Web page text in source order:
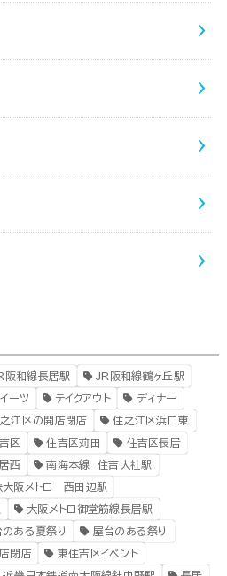
阪和線長居駅 JR阪和線鶴ヶ丘駅
ーツ テイクアウト ディナー
江区の開店閉店 住之江区浜口東
区 住吉区苅田 住吉区長居
西 南海本線 住吉大社駅
大阪メトロ 西田辺駅
大阪メトロ御堂筋線長居駅
のある夏祭り 屋台のある祭り
閉店 東住吉区イベント